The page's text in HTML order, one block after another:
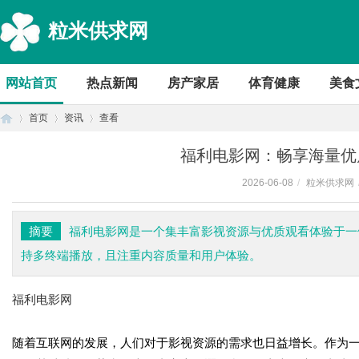
粒米供求网
网站首页 热点新闻 房产家居 体育健康 美食
首页 资讯 查看
福利电影网：畅享海量
2026-06-08 / 粒米供求网
摘要
福利电影网是一个集丰富影视资源与优质观看体验于
持多终端播放，且注重内容质量和用户体验。
福利电影网
随着互联网的发展，人们对于影视资源的需求也日益增长。作